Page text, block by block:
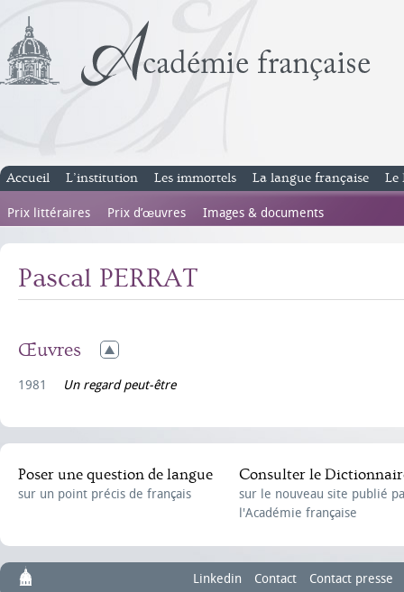
Accueil L’institution Les immortels La langue française Le
Prix littéraires Prix d’œuvres Images & documents
Pascal PERRAT
Œuvres
1981 Un regard peut-être
Poser une question de langue
sur un point précis de français
Consulter le
sur le nouveau site publié
l'Académie française
Linkedin Contact Contact presse